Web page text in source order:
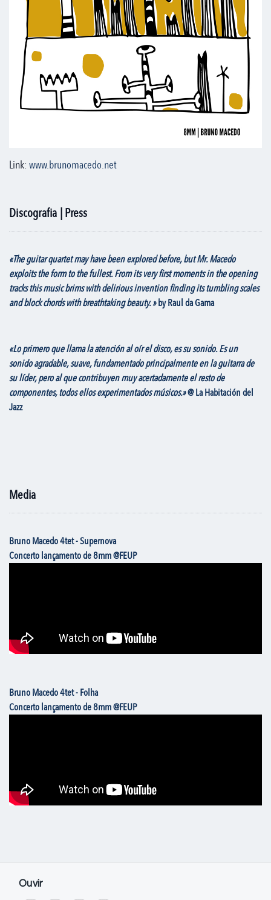
Link:www.brunomacedo.net
Discografia | Press
«The guitar quartet may have been explored before, but Mr. Macedo
exploits the form to the fullest. From its very first moments in the opening
tracks this music brims with delirious invention finding its tumbling scales
and block chords with breathtaking beauty. »by Raul da Gama
«Lo primero que llama la atención al oír el disco, es su sonido. Es un
sonido agradable, suave, fundamentado principalmente en la guitarra de
su líder, pero al que contribuyen muy acertadamente el resto de
componentes, todos ellos experimentados músicos.»@La Habitación del
Jazz
Media
Bruno Macedo 4tet - Supernova
Concerto lançamento de 8mm @FEUP
Bruno Macedo 4tet - Folha
Concerto lançamento de 8mm @FEUP
Ouvir